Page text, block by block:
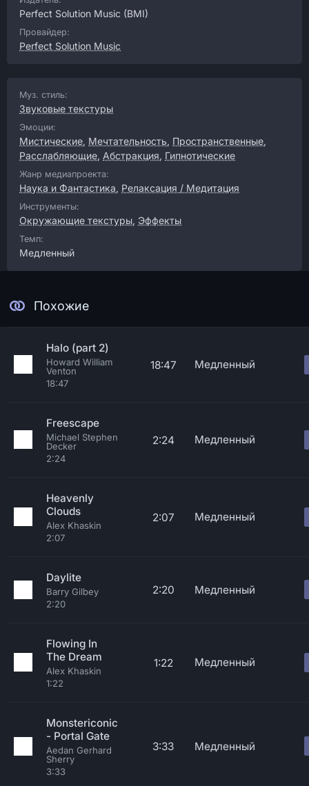
Perfect Solution Music (BMI)
Провайдер:
Perfect Solution Music
Муз. стиль:
Звуковые текстуры
Эмоции:
Мистические, Мечтательность, Пространственные,
Расслабляющие, Абстракция, Гипнотические
Жанр медиапроекта:
Наука и Фантастика, Релаксация / Медитация
Инструменты:
Окружающие текстуры, Эффекты
Темп:
Медленный
Похожие
Halo (part 2)
Howard William
Venton
18:47
18:47 Медленный
Freescape
Michael Stephen
Decker
2:24
2:24 Медленный
Heavenly
Clouds
Alex Khaskin
2:07
2:07 Медленный
Daylite
Barry Gilbey
2:20
2:20 Медленный
Flowing In
The Dream
Alex Khaskin
1:22
1:22 Медленный
Monstericonic
- Portal Gate
Aedan Gerhard
Sherry
3:33
3:33 Медленный